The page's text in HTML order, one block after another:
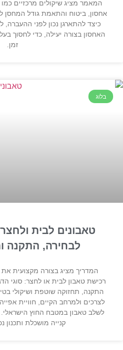
המאמר מציג שיקולים מרכזיים
אחסון, ביטוח והתאמת גודל המחסן
כיצד להתארגן נכון לפני ההעברה,
האחסון בצורה יעילה, כדי לחסוך
זמן.
בלוג
טאבונים לבית
לבחירה, התקנה
המדריך מציג בצורה מקצועית
רכישת טאבון לבית או לחצר: סוגי
התקנה, תחזוקה שוטפת ושיקולי
לצרכים ולמרחב הקיים, חוויית
לשלב טאבון במטבח החוץ
קנייה מושכלת ותכנון